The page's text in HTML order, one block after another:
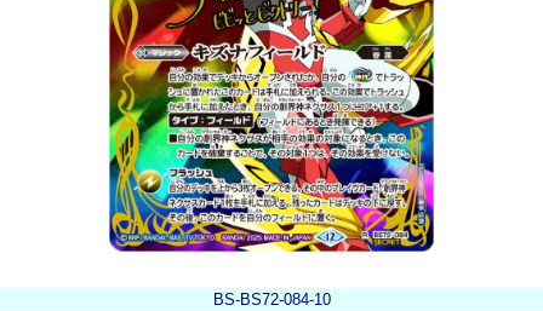
BS-BS72-084-10